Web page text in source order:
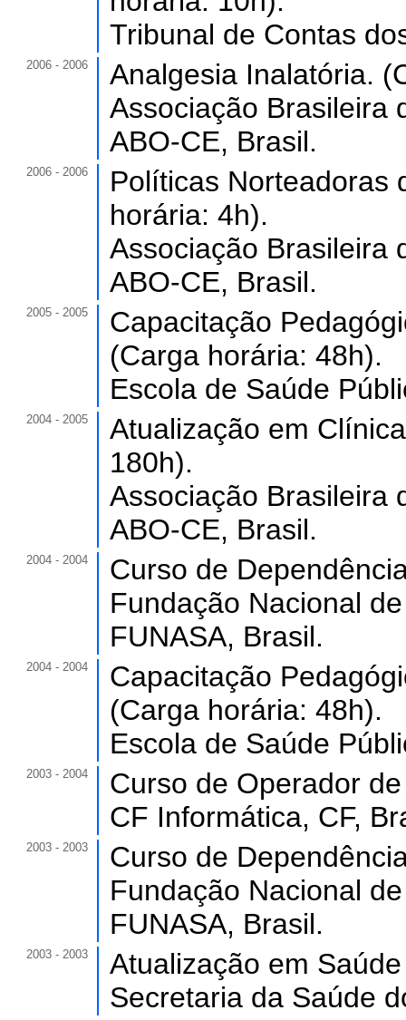
Tribunal de Contas
2006 - 2006
Analgesia Inalatória.
Associação Brasileira
ABO-CE, Brasil.
2006 - 2006
Políticas Norteadoras
horária: 4h).
Associação Brasileira
ABO-CE, Brasil.
2005 - 2005
Capacitação
(Carga horária: 48h).
Escola de Saúde
2004 - 2005
Atualização em
180h).
Associação Brasileira
ABO-CE, Brasil.
2004 - 2004
Curso de
Fundação Nacional
FUNASA, Brasil.
2004 - 2004
Capacitação
(Carga horária: 48h).
Escola de Saúde
2003 - 2004
Curso de Operador
CF Informática, CF,
2003 - 2003
Curso de
Fundação Nacional
FUNASA, Brasil.
2003 - 2003
Atualização em
Secretaria da Saúde